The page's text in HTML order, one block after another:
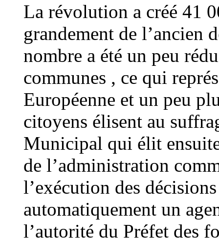
La révolution a créé 41
grandement de l’ancien
nombre a été un peu
communes , ce qui
Européenne et un peu
citoyens élisent au
Municipal qui élit
de l’administration
l’exécution des
automatiquement un
l’autorité du Préfet des